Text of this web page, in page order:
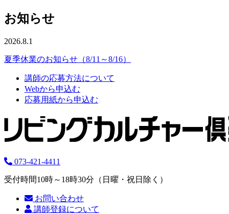
お知らせ
2026.8.1
夏季休業のお知らせ（8/11～8/16）
講師の応募方法について
Webから申込む
応募用紙から申込む
073-421-4411
受付時間10時～18時30分（日曜・祝日除く）
お問い合わせ
講師登録について